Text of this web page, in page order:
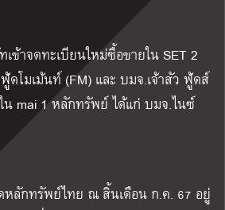
ข้าจดทะเบียนใหม่ซื้อขายใน SET 2
โมเม้นท์ (FM) และ บมจ.เจ้าสัว ฟู้ดส์
น mai 1 หลักทรัพย์ ได้แก่ บมจ.ไนซ์
หลักทรัพย์ไทย ณ สิ้นเดือน ก.ค. 67 อยู่